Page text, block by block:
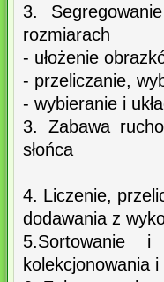
3.
rozmiarach
- ułożenie
- przeliczanie,
- wybieranie i
3. Zabawa
słońca
4. Liczenie,
dodawania z
5.Sortowanie
kolekcjonowania